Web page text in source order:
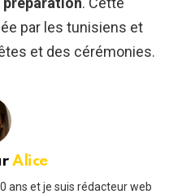
par les tunisiens et
et des cérémonies.
Alice
ans et je suis rédacteur web